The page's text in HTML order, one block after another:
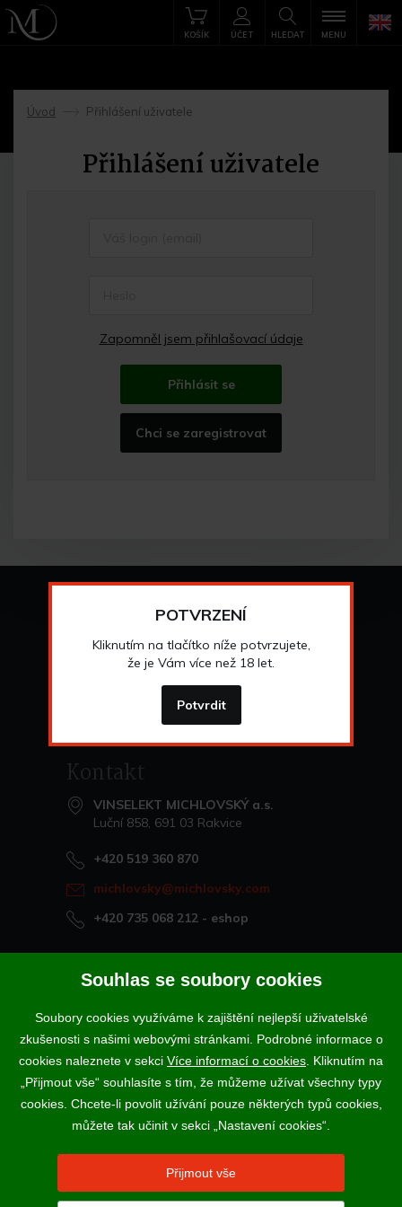
HLEDAT
KOŠÍK ÚČET MENU
Úvod
->
Přihlášení uživatele
Přihlášení uživatele
Zapomněl jsem přihlašovací údaje
Přihlásit se
Chci se zaregistrovat
Vše o nákupu
Všeobecné obchodní podmínky
>
Možnosti osobníhoodběru
>
>
smlouvy
>
Kontakt
VINSELEKT MICHLOVSKÝ a.s.
Luční 858, 691 03 Rakvice
+420 519 360 870
michlovsky@michlovsky.com
+420 735 068 212 - eshop
Naše vína offline
Vinotéka Rakvice
>
Vinotéky a degustační centra
>
Podle zákona o evidenci tržeb je prodávající povinen vystavit
kupujícímu účtenku. Zároveň je povinen zaevidovat přijatou tržbu u
správce daně online; v případě technického výpadku pak nejpozději do
Vína a sekty prodáváme výhradně osobám starším 18-ti let.
POTVRZENÍ
Kliknutím na tlačítko níže potvrzujete,
že je Vám více než 18 let.
Potvrdit
Souhlas se soubory cookies
Soubory cookies využíváme k zajištění nejlepší uživatelské
zkušenosti s našimi webovými stránkami. Podrobné informace o
cookies naleznete v sekci Více informací o cookies . Kliknutím na
„Přijmout vše“ souhlasíte s tím, že můžeme užívat všechny typy
cookies. Chcete-li povolit užívání pouze některých typů cookies,
můžete tak učinit v sekci „Nastavení cookies“.
Přijmout vše